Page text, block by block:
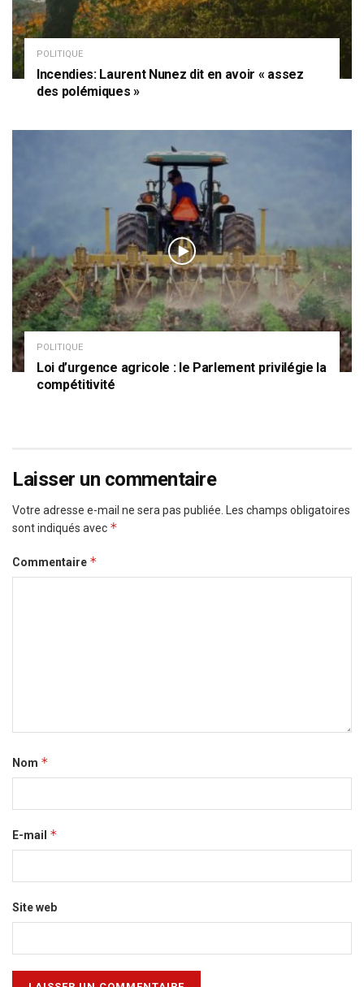
POLITIQUE
Incendies: Laurent Nunez dit en avoir « assez
des polémiques »
POLITIQUE
Loi d’urgence agricole : le Parlement privilégie la
compétitivité
Laisser un commentaire
Votre adresse e-mail ne sera pas publiée. Les champs obligatoires
sont indiqués avec *
Commentaire *
Nom *
E-mail *
Site web